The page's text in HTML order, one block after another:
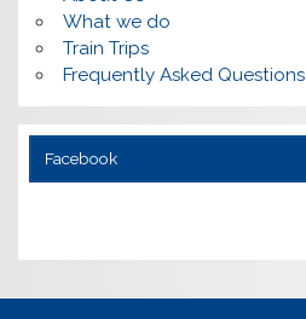
What we do
Train Trips
Frequently Asked Questions
Facebook